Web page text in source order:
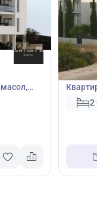
€355
№
2